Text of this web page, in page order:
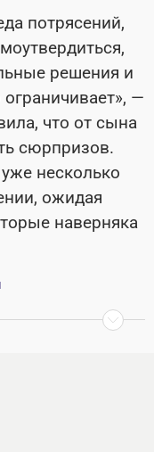
потрясений,
решения и
ограничивает», —
что от сына
сюрпризов.
несколько
ожидая
наверняка